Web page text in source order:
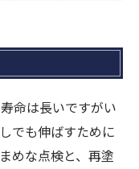
命は長いですがい
でも伸ばすために
めな点検と、再塗